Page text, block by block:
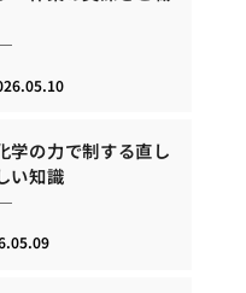
学の力で制する直し
い知識